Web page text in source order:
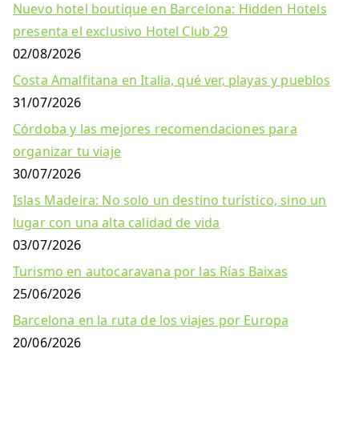
Nuevo hotel boutique en Barcelona: Hidden Hotels
presenta el exclusivo Hotel Club 29
02/08/2026
Costa Amalfitana en Italia, qué ver, playas y pueblos
31/07/2026
Córdoba y las mejores recomendaciones para
organizar tu viaje
30/07/2026
Islas Madeira: No solo un destino turístico, sino un
lugar con una alta calidad de vida
03/07/2026
Turismo en autocaravana por las Rías Baixas
25/06/2026
Barcelona en la ruta de los viajes por Europa
20/06/2026